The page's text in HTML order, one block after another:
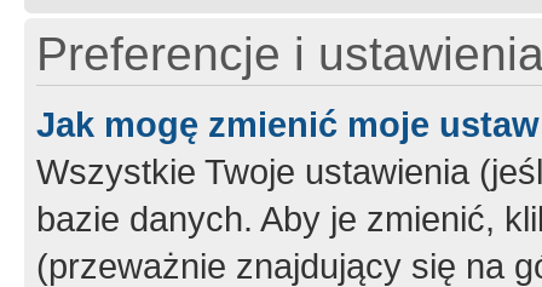
Preferencje i
Jak mogę zmienić moje
Wszystkie Twoje ustawienia
bazie danych. Aby je zmienić,
(przeważnie znajdujący się na